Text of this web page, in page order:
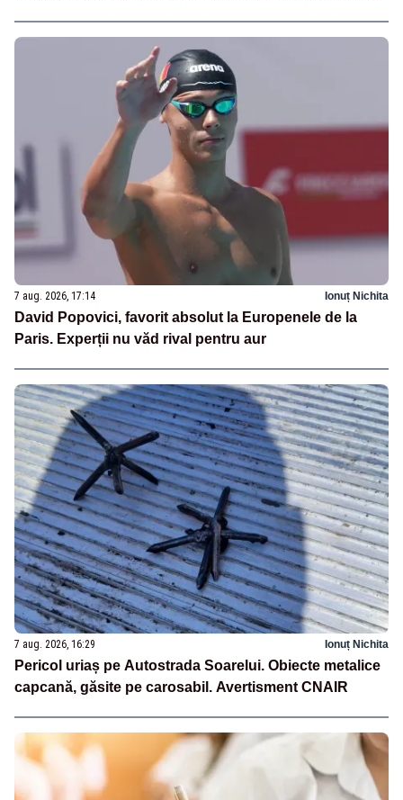
7 aug. 2026, 17:14 Ionuț Nichita
David Popovici, favorit absolut la Europenele de la
Paris. Experții nu văd rival pentru aur
7 aug. 2026, 16:29 Ionuț Nichita
Pericol uriaș pe Autostrada Soarelui. Obiecte metalice
capcană, găsite pe carosabil. Avertisment CNAIR